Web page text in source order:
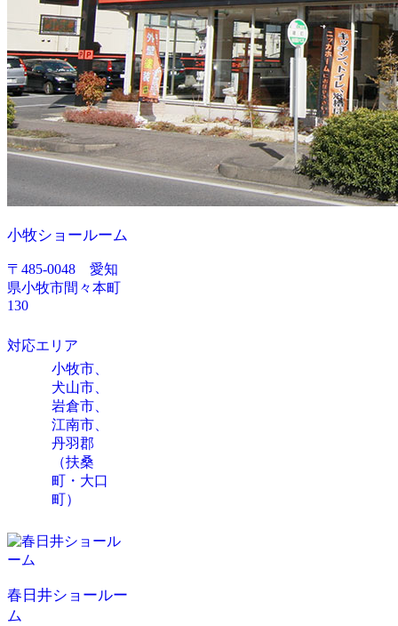
小牧ショールーム
〒485-0048 愛知
県小牧市間々本町
130
対応エリア
小牧市、
犬山市、
岩倉市、
江南市、
丹羽郡
（扶桑
町・大口
町）
春日井ショールー
ム